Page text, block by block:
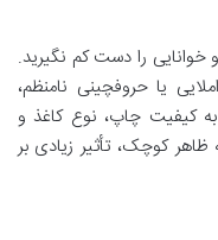
را دست کم نگیرید.
یا حروفچینی نامنظم،
کیفیت چاپ، نوع کاغذ و
کوچک، تأثیر زیادی بر